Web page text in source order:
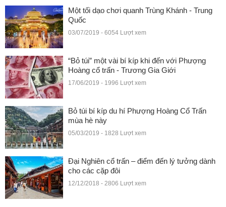
Một tối dạo chơi quanh Trùng Khánh - Trung
Quốc
03/07/2019 - 6054 Lượt xem
“Bỏ túi” một vài bí kíp khi đến với Phượng
Hoàng cổ trấn - Trương Gia Giới
17/06/2019 - 1996 Lượt xem
Bỏ túi bí kíp du hí Phượng Hoàng Cổ Trấn
mùa hè này
05/03/2019 - 1828 Lượt xem
Đại Nghiên cổ trấn – điểm đến lý tưởng dành
cho các cặp đôi
12/12/2018 - 2806 Lượt xem